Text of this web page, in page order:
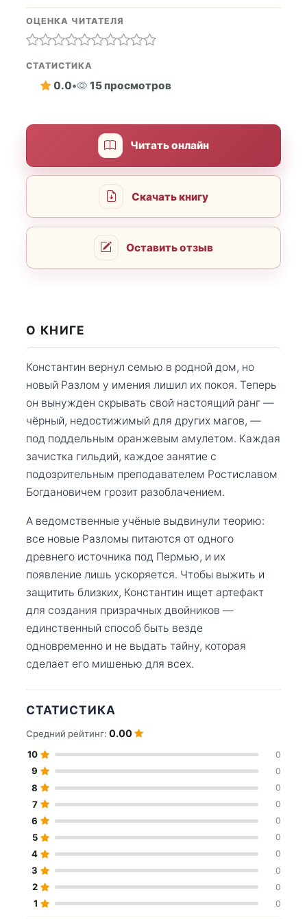
ОЦЕНКА ЧИТАТЕЛЯ
СТАТИСТИКА
0.0• 15 просмотров
Читать онлайн
Скачать книгу
Оставить отзыв
О КНИГЕ
Константин вернул семью в родной дом, но
новый Разлом у имения лишил их покоя. Теперь
он вынужден скрывать свой настоящий ранг —
чёрный, недостижимый для других магов, —
под поддельным оранжевым амулетом. Каждая
зачистка гильдий, каждое занятие с
подозрительным преподавателем Ростиславом
Богдановичем грозит разоблачением.
А ведомственные учёные выдвинули теорию:
все новые Разломы питаются от одного
древнего источника под Пермью, и их
появление лишь ускоряется. Чтобы выжить и
защитить близких, Константин ищет артефакт
для создания призрачных двойников —
единственный способ быть везде
одновременно и не выдать тайну, которая
сделает его мишенью для всех.
СТАТИСТИКА
Средний рейтинг: 0.00
10 0
9 0
8 0
7 0
6 0
5 0
4 0
3 0
2 0
1 0